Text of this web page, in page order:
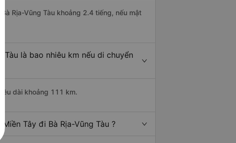
Rịa-Vũng Tàu khoảng 2.4 tiếng, nếu mật
Tàu là bao nhiêu km nếu di chuyển
dài khoảng 111 km.
Tây đi Bà Rịa-Vũng Tàu ?